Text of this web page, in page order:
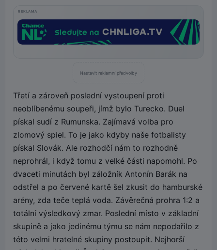
REKLAMA
Nastavit reklamní předvolby
Třetí a zároveň poslední vystoupení proti
neoblíbenému soupeři, jímž bylo Turecko. Duel
pískal sudí z Rumunska. Zajímavá volba pro
zlomový spiel. To je jako kdyby naše fotbalisty
pískal Slovák. Ale rozhodčí nám to rozhodně
neprohrál, i když tomu z velké části napomohl. Po
dvaceti minutách byl záložník Antonín Barák na
odstřel a po červené kartě šel zkusit do hamburské
arény, zda teče teplá voda. Závěrečná prohra 1:2 a
totální výsledkový zmar. Poslední místo v základní
skupině a jako jedinému týmu se nám nepodařilo z
této velmi hratelné skupiny postoupit. Nejhorší